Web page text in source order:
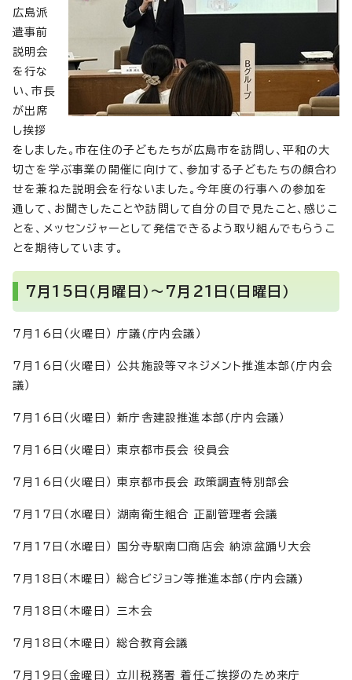
広島派
遣事前
説明会
を行な
い、市長
が出席
し挨拶
をしました。市在住の子どもたちが広島市を訪問し、平和の大
切さを学ぶ事業の開催に向けて、参加する子どもたちの顔合わ
せを兼ねた説明会を行ないました。今年度の行事への参加を
通して、お聞きしたことや訪問して自分の目で見たこと、感じこ
とを、メッセンジャーとして発信できるよう取り組んでもらうこ
とを期待しています。
7月15日（月曜日）～7月21日（日曜日）
7月16日（火曜日） 庁議(庁内会議）
7月16日（火曜日） 公共施設等マネジメント推進本部(庁内会
議）
7月16日（火曜日） 新庁舎建設推進本部(庁内会議）
7月16日（火曜日） 東京都市長会 役員会
7月16日（火曜日） 東京都市長会 政策調査特別部会
7月17日（水曜日） 湖南衛生組合 正副管理者会議
7月17日（水曜日） 国分寺駅南口商店会 納涼盆踊り大会
7月18日（木曜日） 総合ビジョン等推進本部(庁内会議)
7月18日（木曜日） 三木会
7月18日（木曜日） 総合教育会議
7月19日（金曜日） 立川税務署 着任ご挨拶のため来庁